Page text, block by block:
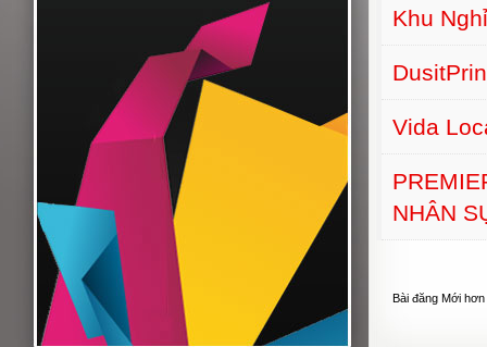
Khu
Vida
NHÂN
Bài đăng Mới hơn